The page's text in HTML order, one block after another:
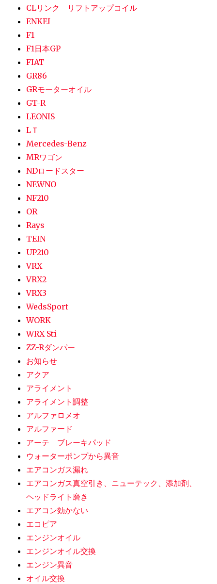
CLリンク リフトアップコイル
ENKEI
F1
F1日本GP
FIAT
GR86
GRモーターオイル
GT-R
LEONIS
LＴ
Mercedes-Benz
MRワゴン
NDロードスター
NEWNO
NF210
OR
Rays
TEIN
UP210
VRX
VRX2
VRX3
WedsSport
WORK
WRX Sti
ZZ-Rダンパー
お知らせ
アクア
アライメント
アライメント調整
アルファロメオ
アルファード
アーテ ブレーキパッド
ウォーターポンプから異音
エアコンガス漏れ
エアコンガス真空引き、ニューテック、添加剤、
ヘッドライト磨き
エアコン効かない
エコピア
エンジンオイル
エンジンオイル交換
エンジン異音
オイル交換